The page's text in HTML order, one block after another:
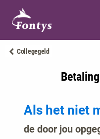
Collegegeld
Als het niet
de door jou